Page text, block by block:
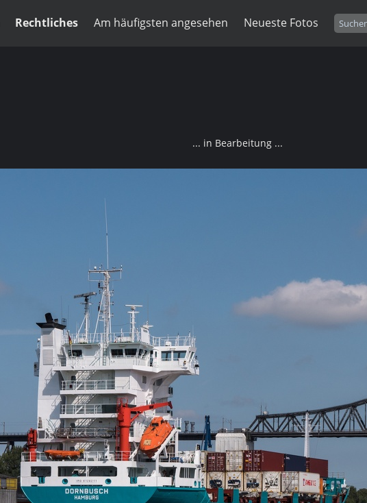
Rechtliches Am häufigsten angesehen Neueste Fotos
... in Bearbeitung ...